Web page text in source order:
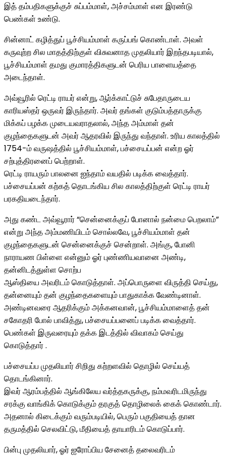
இத் தம்பதிகளுக்குச் சுப்பம்மாள், அச்சம்மாள் என இரண்டு
பெண்கள் உண்டு.
சின்னாட் கழித்துப் பூச்சியம்மாள் கருப்பங் கொண்டாள். அவள்
கருவுற்ற சில மாதத்திற்குள் விசுவனாத முதலியார் இறந்தபடியால்,
பூச்சியம்மாள் தமது குமாரத்திகளுடன் பெரிய பாளையத்தை
அடைந்தாள்.
அவ்வூரில் ரெட்டி ராயர் என்று, ஆர்க்காட்டுச் சுபேதாருடைய
காரியஸ்தர் ஒருவர் இருந்தார். அவர் தங்கள் குடும்பத்தாருக்கு
மிக்கப் பழக்க முடையவராதலால், அந்த அம்மாள் தன்
குழந்தைகளுடன் அவர் ஆதரவில் இருந்து வந்தாள். உரிய காலத்தில்
1754-ம் வருஷத்தில் பூச்சியம்மாள், பச்சையப்பன் என்ற ஓர்
சற்புத்திரனைப் பெற்றாள்.
ரெட்டி ராயரும் பாலனை ஐந்தாம் வயதில் படிக்க வைத்தார்.
பச்சையப்பன் கற்கத் தொடங்கிய சில காலத்திற்குள் ரெட்டி ராயர்
பரகதியடைந்தார்.
அது கண்ட அவ்வூரார் “சென்னைக்குப் போனால் நன்மை பெறலாம்”
என்று அந்த அம்மணியிடம் சொல்லவே, பூச்சியம்மாள் தன்
குழந்தைகளுடன் சென்னைக்குச் சென்றாள். அங்கு, போனி
நாராயண பிள்ளை என்னும் ஓர் புண்ணியவானை அண்டி,
தன்னிடத்துள்ள சொற்ப
ஆஸ்தியை அவரிடம் கொடுத்தாள். அப்பொருளை விருத்தி செய்து,
தன்னையும் தன் குழந்தைகளையும் பாதுகாக்க வேண்டினாள்.
அண்டினவரை ஆதரிக்கும் அக்கனவான், பூச்சியம்மாளைத் தன்
சகோதரி போல் பாவித்து, பச்சையப்பனைப் படிக்க வைத்தார்.
பெண்கள் இருவரையும் தக்க இடத்தில் விவாகம் செய்து
கொடுத்தார் .
பச்சையப்ப முதலியார் சிறிது கற்றளவில் தொழில் செய்யத்
தொடங்கினார்.
இவர் ஆரம்பத்தில் ஆங்கிலேய வர்த்தகருக்கு, நம்மவரிடமிருந்து
சரக்கு வாங்கிக் கொடுக்கும் தரகுத் தொழிலைக் கைக் கொண்டார்.
அதனால் கிடைக்கும் வரும்படியில், பெரும் பகுதியைத் தான
தருமத்தில் செலவிட்டு, மீதியைத் தாயாரிடம் கொடுப்பார்.
பின்பு முதலியார், ஓர் ஐரோப்பிய சேனைத் தலைவரிடம்